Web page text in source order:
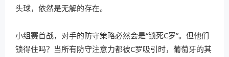
头球，依然是无解的存在。
小组赛首战，对手的防守策略必然会是“锁死C罗”。但他们
锁得住吗？当所有防守注意力都被C罗吸引时，葡萄牙的其